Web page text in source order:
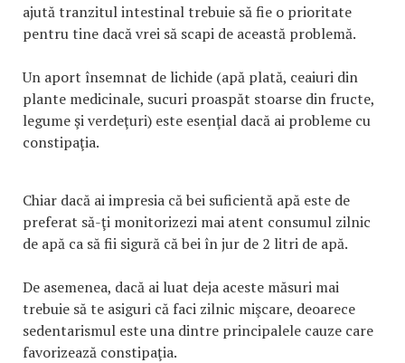
ajută tranzitul intestinal trebuie să fie o prioritate
pentru tine dacă vrei să scapi de această problemă.
Un aport însemnat de lichide (apă plată, ceaiuri din
plante medicinale, sucuri proaspăt stoarse din fructe,
legume şi verdeţuri) este esenţial dacă ai probleme cu
constipaţia.
Chiar dacă ai impresia că bei suficientă apă este de
preferat să-ţi monitorizezi mai atent consumul zilnic
de apă ca să fii sigură că bei în jur de 2 litri de apă.
De asemenea, dacă ai luat deja aceste măsuri mai
trebuie să te asiguri că faci zilnic mişcare, deoarece
sedentarismul este una dintre principalele cauze care
favorizează constipaţia.